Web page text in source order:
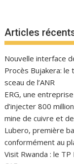
Articles
Nouvelle interface
Procès Bujakera: le
sceau de l’ANR
ERG, une
d’injecter 800
mine de cuivre et
Lubero, première
conformément au
Visit Rwanda : le